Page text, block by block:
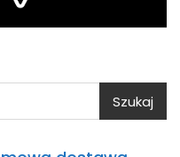
Szukaj